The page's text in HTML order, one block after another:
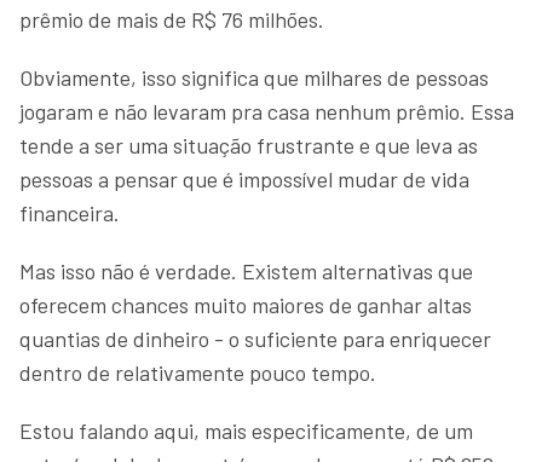
prêmio de mais de R$ 76 milhões.
Obviamente, isso significa que milhares de pessoas
jogaram e não levaram pra casa nenhum prêmio. Essa
tende a ser uma situação frustrante e que leva as
pessoas a pensar que é impossível mudar de vida
financeira.
Mas isso não é verdade. Existem alternativas que
oferecem chances muito maiores de ganhar altas
quantias de dinheiro - o suficiente para enriquecer
dentro de relativamente pouco tempo.
Estou falando aqui, mais especificamente, de um